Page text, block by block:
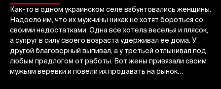
Как-то в одном украинском селе взбунтовались женщины.
Надоело им, что их мужчины никак не хотят бороться со
своими недостатками. Одна все хотела веселья и плясок,
а супруг в силу своего возраста удерживал ее дома. У
другой благоверный выпивал, а у третьей отлынивал под
любым предлогом от работы. Вот жены привязали своим
мужьям веревки и повели их продавать на рынок…